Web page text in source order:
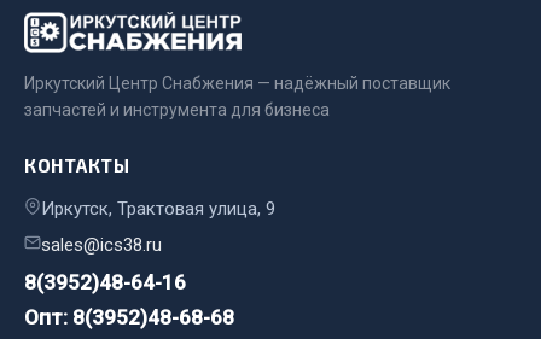
Слесарный инструмент
Показать ещё
Весь раздел
Цепи подъёмные
Весь раздел
Иркутский Центр Снабжения — надёжный поставщик
запчастей и инструмента для бизнеса
КОНТАКТЫ
Иркутск, Трактовая улица, 9
sales@ics38.ru
8(3952)48-64-16
Опт: 8(3952)48-68-68